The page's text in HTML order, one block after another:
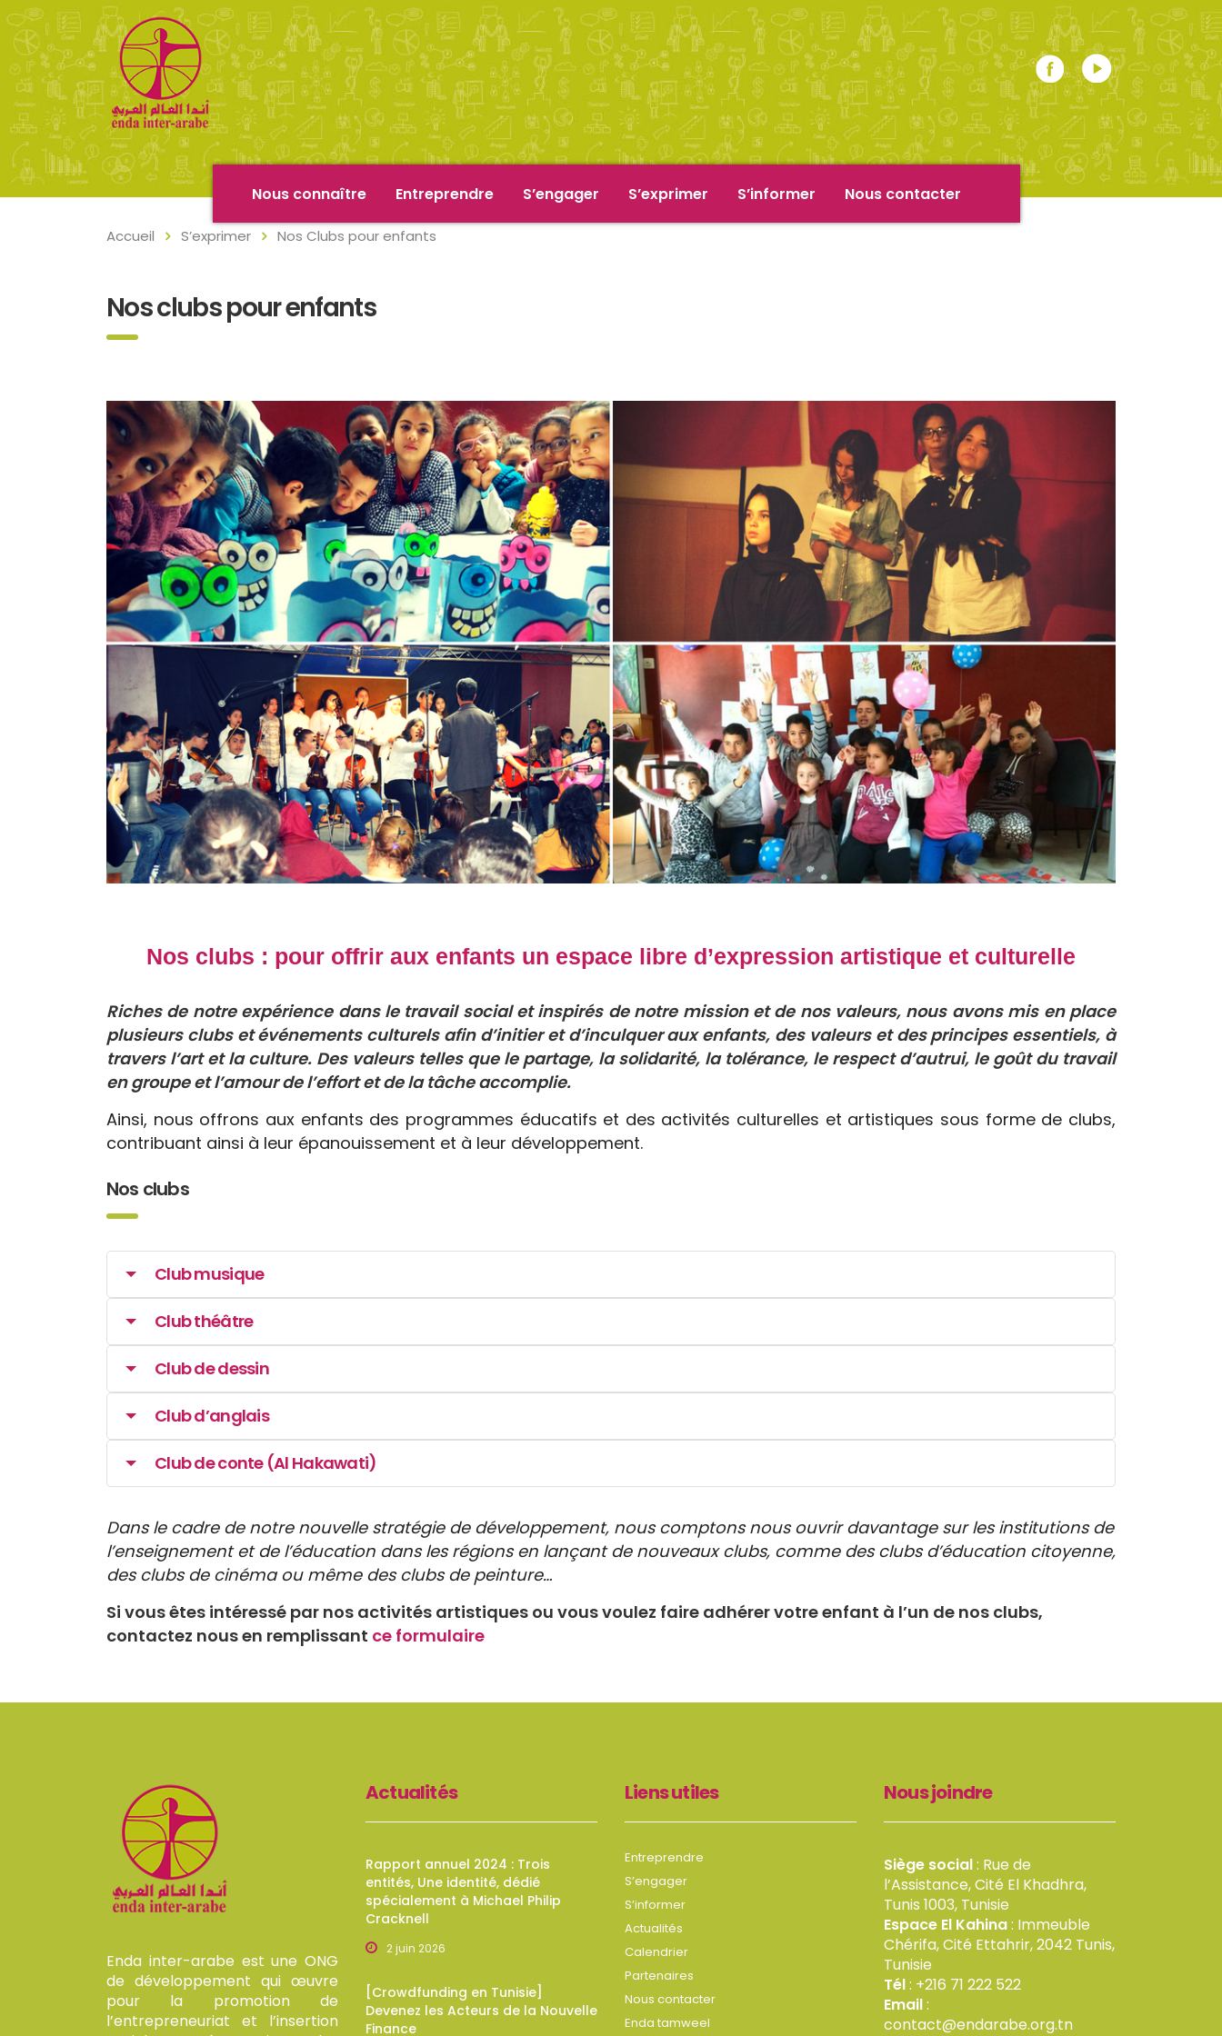
Nous connaître Entreprendre S’engager S’exprimer S’informer Nous contacter
Accueil S’exprimer Nos Clubs pour enfants
Nos clubs pour enfants
Nos clubs : pour offrir aux enfants un espace libre d’expression artistique et culturelle
Riches de notre expérience dans le travail social et inspirés de notre mission et de nos valeurs, nous avons mis en place
plusieurs clubs et événements culturels afin d’initier et d’inculquer aux enfants, des valeurs et des principes essentiels, à
travers l’art et la culture. Des valeurs telles que le partage, la solidarité, la tolérance, le respect d’autrui, le goût du travail
en groupe et l’amour de l’effort et de la tâche accomplie.
Ainsi, nous offrons aux enfants des programmes éducatifs et des activités culturelles et artistiques sous forme de clubs,
contribuant ainsi à leur épanouissement et à leur développement.
Nos clubs
Club musique
Club théâtre
Club de dessin
Club d’anglais
Club de conte (Al Hakawati)
Dans le cadre de notre nouvelle stratégie de développement, nous comptons nous ouvrir davantage sur les institutions de
l’enseignement et de l’éducation dans les régions en lançant de nouveaux clubs, comme des clubs d’éducation citoyenne,
des clubs de cinéma ou même des clubs de peinture…
Si vous êtes intéressé par nos activités artistiques ou vous voulez faire adhérer votre enfant à l’un de nos clubs,
contactez nous en remplissant ce formulaire
Enda inter-arabe est une ONG
de développement qui œuvre
pour la promotion de
l’entrepreneuriat et l’insertion
Actualités
Rapport annuel 2024 : Trois
entités, Une identité, dédié
spécialement à Michael Philip
Cracknell
2 juin 2026
[Crowdfunding en Tunisie]
Devenez les Acteurs de la Nouvelle
Finance
Liens utiles
Entreprendre
S’engager
S’informer
Actualités
Calendrier
Partenaires
Nous contacter
Enda tamweel
Nous joindre
Siège social: Rue de
l’Assistance, Cité El Khadhra,
Tunis 1003, Tunisie
Espace El Kahina: Immeuble
Chérifa, Cité Ettahrir, 2042 Tunis,
Tunisie
Tél: +216 71 222 522
Email:
contact@endarabe.org.tn